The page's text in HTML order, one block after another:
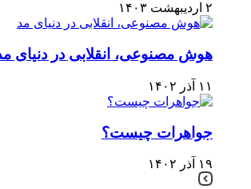
۲ اردیبهشت ۱۴۰۳
هوش مصنوعی، انقلابی در دنیای
۱۱ آذر ۱۴۰۲
جواهرات چیست؟
۱۹ آذر ۱۴۰۲